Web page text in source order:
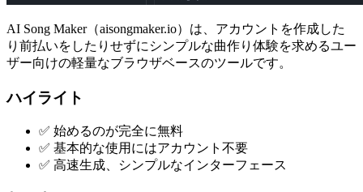
AI Song Maker（aisongmaker.io）は、アカウントを作成した
り前払いをしたりせずにシンプルな曲作り体験を求めるユー
ザー向けの軽量なブラウザベースのツールです。
ハイライト
✅ 始めるのが完全に無料
✅ 基本的な使用にはアカウント不要
✅ 高速生成、シンプルなインターフェース